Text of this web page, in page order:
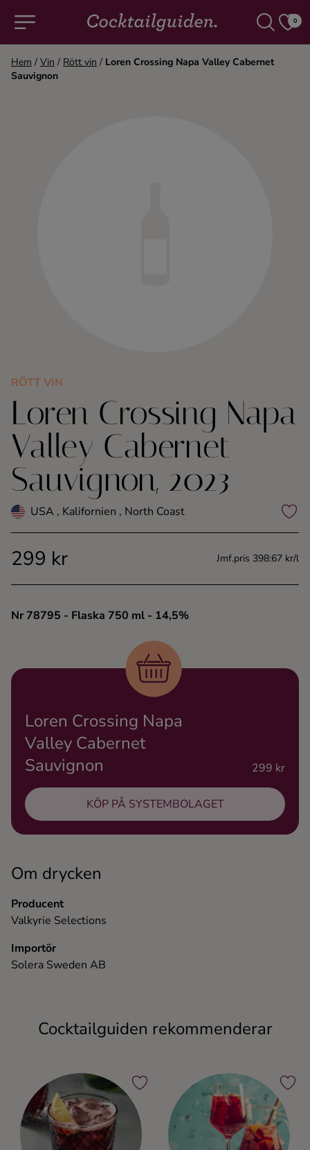
0
COCKTAILS & DRINKAR
Rom
Shots
Tequila
Vodka
Hem / Vin / Rött vin / Loren Crossing Napa Valley Cabernet
Sauvignon
RÖTT VIN
Loren Crossing Napa
Valley Cabernet
Sauvignon, 2023
USA , Kalifornien , North Coast
299 kr Jmf.pris 398:67 kr/l
Nr 78795 - Flaska 750 ml - 14,5%
Om drycken
Producent
Valkyrie Selections
Importör
Solera Sweden AB
Loren Crossing Napa
Valley Cabernet
Sauvignon
299 kr
KÖP PÅ SYSTEMBOLAGET
Cocktailguiden rekommenderar